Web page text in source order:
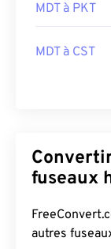
MDT à PKT
MDT à CST
fuseaux
autres